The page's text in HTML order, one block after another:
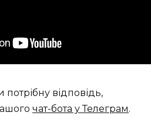
відповідь,
чат-бота у Телеграм.